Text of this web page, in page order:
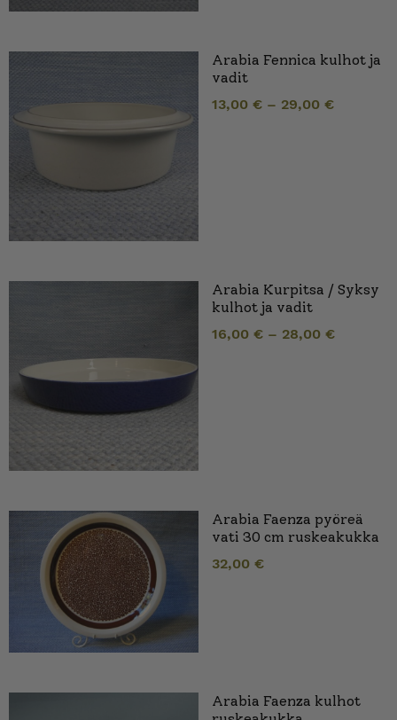
Arabia Fennica kulhot ja
vadit
13,00 € – 29,00 €
Arabia Kurpitsa / Syksy
kulhot ja vadit
16,00 € – 28,00 €
Arabia Faenza pyöreä
vati 30 cm ruskeakukka
32,00 €
Arabia Faenza kulhot